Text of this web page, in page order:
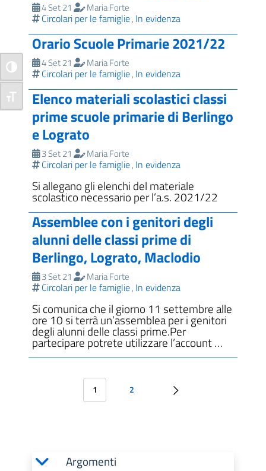
Attiva/disattiva alto contrasto
Attiva/disattiva dimensione testo
4 Set 21 Maria Forte
Circolari per le famiglie, In evidenza
Orario Scuole Primarie 2021/22
4 Set 21 Maria Forte
Circolari per le famiglie, In evidenza
Elenco materiali scolastici classi
prime scuole primarie di Berlingo
e Lograto
3 Set 21 Maria Forte
Circolari per le famiglie, In evidenza
Si allegano gli elenchi del materiale
scolastico necessario per l’a.s. 2021/22
Assemblee con i genitori degli
alunni delle classi prime di
Berlingo, Lograto, Maclodio
3 Set 21 Maria Forte
Circolari per le famiglie, In evidenza
Si comunica che il giorno 11 settembre alle
ore 10 si terrà un’assemblea per i genitori
degli alunni delle classi prime.Per
partecipare potrete utilizzare l’account …
1 2
Argomenti